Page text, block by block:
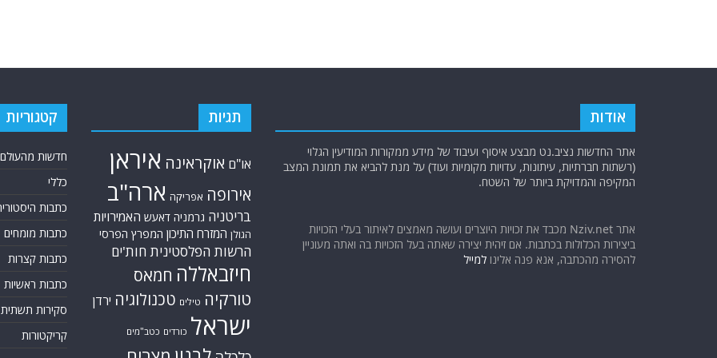
אודות
אתר החדשות נציב.נט מבצע איסוף ועיבוד של מידע ממקורות המודיעין הגלוי
(רשתות חברתיות, עיתונות, עדויות מקומיות ועוד) על מנת להביא את תמונת המצב
המקיפה והמדויקת ביותר של השטח.
אתר Nziv.net מכבד את זכויות היוצרים ועושה מאמצים לאיתור בעלי הזכויות
ביצירות הכלולות בכתבות. אם זיהית יצירה שאתה בעל הזכויות בה ואתה מעוניין
להסירה מהכתבה, אנא פנה אלינו למייל
תגיות
או"ם אוקראינה איראן
אירופה אפריקה ארה"ב
בריטניה גרמניה דאעש האמירויות
הגולן המזרח התיכון המפרץ הפרסי
הרשות הפלסטינית חות'ים
חיזבאללה חמאס
טורקיה טילים טכנולוגיה ירדן
ישראל כורדים כטב"מים
קטגוריות
חדשות מהעולם
כללי
כתבות
כתבות מומחים
כתבות קצרות
כתבות ראשיות
סקירות תשתית
קריקטורות